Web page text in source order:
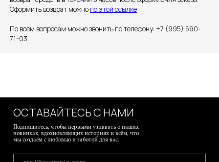
Оформить возврат можно по этой ссылке
По всем вопросам можно звонить по телефону: +7 (995) 590-
71-03
ОСТАВАЙТЕСЬ С НАМИ
Подпишитесь, чтобы первыми узнавать о наших
новинках, вдохновляющих историях и всём, что
мы создаём с любовью и заботой для вас.